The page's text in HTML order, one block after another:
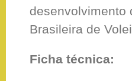
desenvolvimento
Brasileira de
Ficha técnica: